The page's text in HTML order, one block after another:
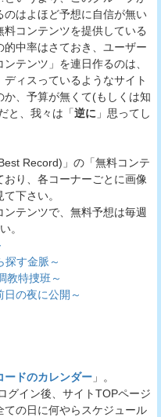
のはよほど予想に自信が無い
コンテンツを提供している
的中率はさておき、ユーザー
テンツ」を連日作るのは、
ィスっているようなサイト
、予算が無くて(もしくは知
と、我々は「逆に 」思ってし
Record)」の「無料コンテ
り、各コーナーごとに画像
下さい。
テンツで、無料予想は毎週
。
探す金脈～
教特捜班～
の夜に公開～
ードのカレンダー 」。
グイン後、サイトTOPページ
の日に何やらスケジュール